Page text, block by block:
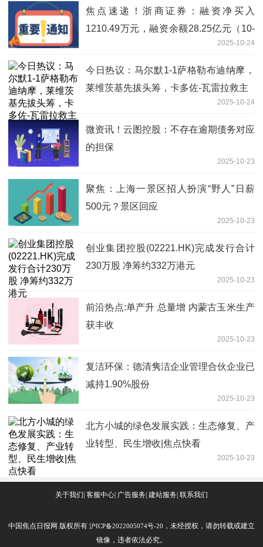
焦点速递！浙商证券：融资净买入
1210.49万元，融资余额28.25亿元（10-
2025-10-24
今日热议：马尔默1-1萨格勒布迪纳摩，
莱维茨基先拔头筹，卡多佐-瓦雷拉救主
2025-10-24
微资讯！云图控股：不存在逾期债务对应
的担保
2025-10-23
聚焦：上海一景区招人扮演“野人”日薪
500元？景区回应
2025-10-23
创业集团控股(02221.HK)完成发行合计
230万股 净筹约332万港元
2025-10-23
前沿热点:单产升 总量增 内蒙古玉米生产
获丰收
2025-10-23
复洁环保：德清隽洁企业管理合伙企业已
减持1.90%股份
2025-10-23
北方小城的绿色发展实践：生态修复、产
业转型、民生增收|焦点快看
2025-10-23
关于我们| 客服中心| 广告服务| 建站服务| 联系我们
中国焦点日报网 版权所有 沪ICP备2022005074号-20 ，未经授权，请勿转载或建立
镜像，违者依法必究。